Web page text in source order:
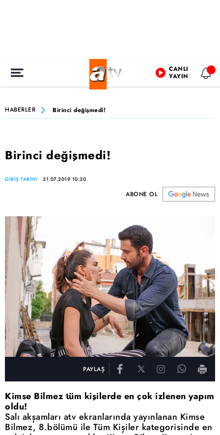
CANLI
YAYIN
HABERLER Birinci değişmedi!
Birinci değişmedi!
GİRİŞ TARİHİ: 31.07.2019 10:30
ABONE OL
PAYLAŞ
Kimse Bilmez tüm kişilerde en çok izlenen yapım
oldu!
Salı akşamları atv ekranlarında yayınlanan Kimse
Bilmez, 8.bölümü ile Tüm Kişiler kategorisinde en